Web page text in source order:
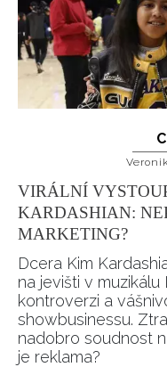
VIRÁLNÍ
KARDASHIAN:
MARKETING?
Dcera Kim
na jevišti v muzikálu
kontroverzi a
showbusinessu.
nadobro soudnost
je reklama?